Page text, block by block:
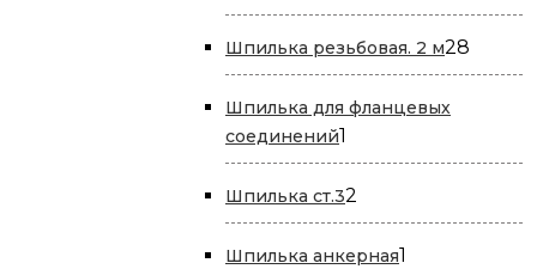
товар
Шпилька резьбовая. 2 м28
Шпилька для фланцевых
соединений1
товар
Шпилька ст.32
товара
Шпилька анкерная1